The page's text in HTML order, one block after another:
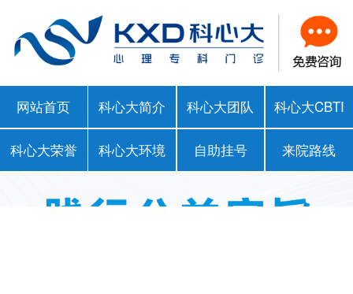
网站首页 科心大简介 科心大团队 科心大CBTI
科心大荣誉 科心大环境 自助挂号 来院路线